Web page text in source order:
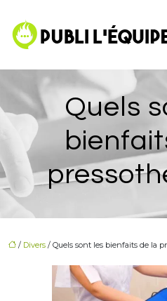
Quels
/ Divers / Quels sont les bienfaits de la